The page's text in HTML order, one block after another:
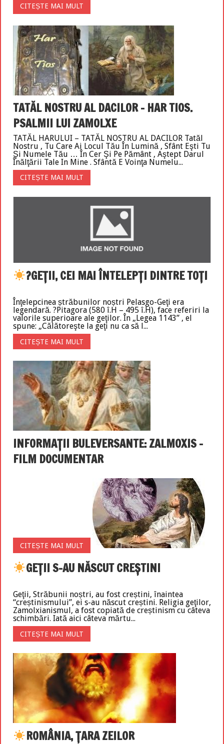
CITEȘTE MAI MULT
TATĂL NOSTRU AL DACILOR – HAR TIOS.
PSALMII LUI ZAMOLXE
TATĂL HARULUI – TATĂL NOSTRU AL DACILOR Tatăl
Nostru , Tu Care Ai Locul Tău În Lumină , Sfânt Eşti Tu
Şi Numele Tău … În Cer Şi Pe Pământ , Aştept Darul
Înălţării Tale In Mine . Sfântă E Voinţa Numelu...
CITEȘTE MAI MULT
?GEŢII, CEI MAI ÎNTELEPŢI DINTRE TOŢI
Înţelepcinea ștrăbunilor noștri Pelasgo-Geţi era
legendară. ?Pitagora (580 î.H – 495 î.H), face referiri la
valorile superioare ale geţilor. În „Legea 1143” , el
spune: „Călătoreşte la geţi nu ca să l...
CITEȘTE MAI MULT
INFORMAȚII BULEVERSANTE: ZALMOXIS –
FILM DOCUMENTAR
CITEȘTE MAI MULT
GEŢII S-AU NĂSCUT CREȘTINI
Geţii, Străbunii noștri, au fost creștini, înaintea
“creștinismului”, ei s-au născut creștini. Religia geţilor,
Zamolxianismul, a fost copiată de creștinism cu câteva
schimbări. Iată aici câteva mărtu...
CITEȘTE MAI MULT
ROMÂNIA, ŢARA ZEILOR